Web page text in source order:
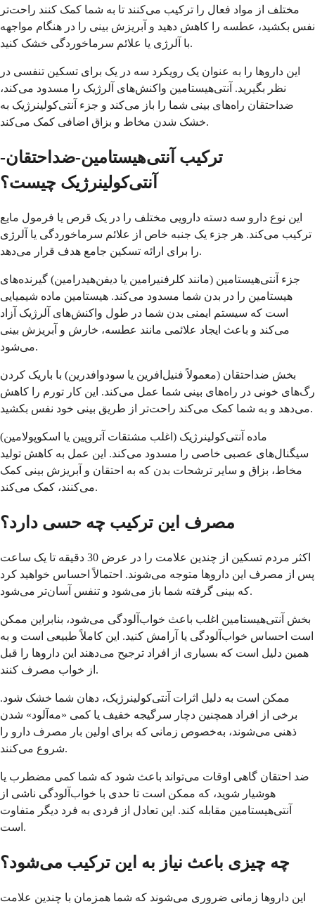
مختلف از مواد فعال را ترکیب می‌کنند تا به شما کمک کنند راحت‌تر
نفس بکشید، عطسه را کاهش دهید و آبریزش بینی را در هنگام مواجهه
با آلرژی یا علائم سرماخوردگی خشک کنید.
این داروها را به عنوان یک رویکرد سه در یک برای تسکین تنفسی در
نظر بگیرید. آنتی‌هیستامین واکنش‌های آلرژیک را مسدود می‌کند،
ضداحتقان راه‌های بینی شما را باز می‌کند و جزء آنتی‌کولینرژیک به
خشک شدن مخاط و بزاق اضافی کمک می‌کند.
ترکیب آنتی‌هیستامین-ضداحتقان-
آنتی‌کولینرژیک چیست؟
این نوع دارو سه دسته دارویی مختلف را در یک قرص یا فرمول مایع
ترکیب می‌کند. هر جزء یک جنبه خاص از علائم سرماخوردگی یا آلرژی
را برای ارائه تسکین جامع هدف قرار می‌دهد.
جزء آنتی‌هیستامین (مانند کلرفنیرامین یا دیفن‌هیدرامین) گیرنده‌های
هیستامین را در بدن شما مسدود می‌کند. هیستامین ماده شیمیایی
است که سیستم ایمنی بدن شما در طول واکنش‌های آلرژیک آزاد
می‌کند و باعث ایجاد علائمی مانند عطسه، خارش و آبریزش بینی
می‌شود.
بخش ضداحتقان (معمولاً فنیل‌افرین یا سودوافدرین) با باریک کردن
رگ‌های خونی در راه‌های بینی شما عمل می‌کند. این کار تورم را کاهش
می‌دهد و به شما کمک می‌کند راحت‌تر از طریق بینی خود نفس بکشید.
ماده آنتی‌کولینرژیک (اغلب مشتقات آتروپین یا اسکوپولامین)
سیگنال‌های عصبی خاصی را مسدود می‌کند. این عمل به کاهش تولید
مخاط، بزاق و سایر ترشحات بدن که به احتقان و آبریزش بینی کمک
می‌کنند، کمک می‌کند.
مصرف این ترکیب چه حسی دارد؟
اکثر مردم تسکین از چندین علامت را در عرض 30 دقیقه تا یک ساعت
پس از مصرف این داروها متوجه می‌شوند. احتمالاً احساس خواهید کرد
که بینی گرفته شما باز می‌شود و تنفس آسان‌تر می‌شود.
بخش آنتی‌هیستامین اغلب باعث خواب‌آلودگی می‌شود، بنابراین ممکن
است احساس خواب‌آلودگی یا آرامش کنید. این کاملاً طبیعی است و به
همین دلیل است که بسیاری از افراد ترجیح می‌دهند این داروها را قبل
از خواب مصرف کنند.
ممکن است به دلیل اثرات آنتی‌کولینرژیک، دهان شما خشک شود.
برخی از افراد همچنین دچار سرگیجه خفیف یا کمی «مه‌آلود» شدن
ذهنی می‌شوند، به‌خصوص زمانی که برای اولین بار مصرف دارو را
شروع می‌کنند.
ضد احتقان گاهی اوقات می‌تواند باعث شود که شما کمی مضطرب یا
هوشیار شوید، که ممکن است تا حدی با خواب‌آلودگی ناشی از
آنتی‌هیستامین مقابله کند. این تعادل از فردی به فرد دیگر متفاوت
است.
چه چیزی باعث نیاز به این ترکیب می‌شود؟
این داروها زمانی ضروری می‌شوند که شما همزمان با چندین علامت